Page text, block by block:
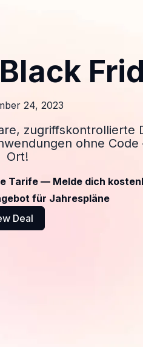
24, 2023
zugriffskontrollierte
ohne
Ort!
Tarife — Melde dich
für Jahrespläne
Deal